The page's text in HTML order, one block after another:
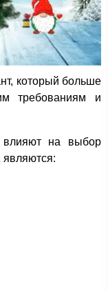
который больше
требованиям и
влияют на выбор
являются: